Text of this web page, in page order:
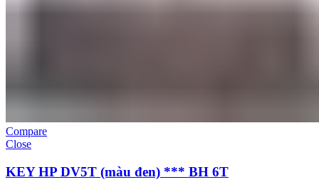
Compare
Close
KEY HP DV5T (màu đen) *** BH 6T